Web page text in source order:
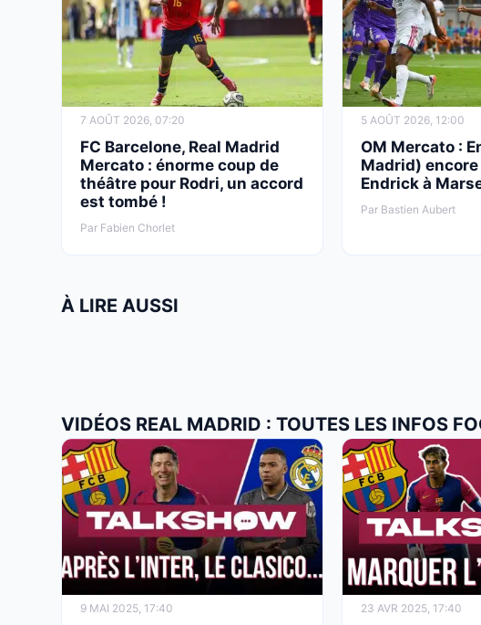
7 AOÛT 2026, 07:20
FC Barcelone, Real Madrid
Mercato : énorme coup de
théâtre pour Rodri, un accord
est tombé !
Par Fabien Chorlet
5 AOÛT 2026, 12:00
OM Mercato :
Madrid)
Endrick à
Par Bastien Aubert
À LIRE AUSSI
VIDÉOS REAL MADRID : TOUTES LES INFOS
9 MAI 2025, 17:40 23 AVR 2025, 17:40